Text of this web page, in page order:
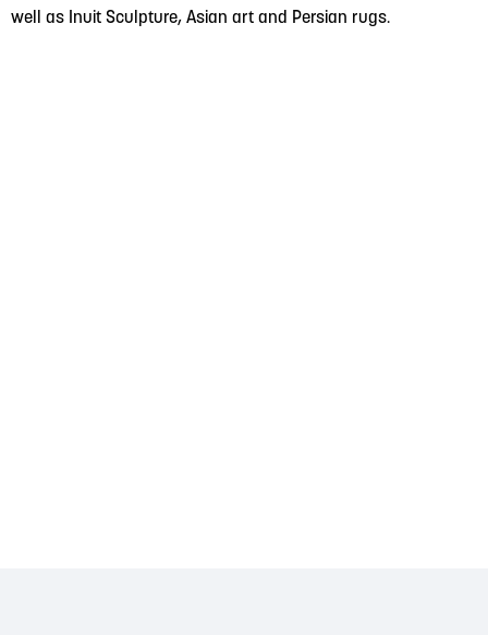
well as Inuit Sculpture, Asian art and Persian rugs.